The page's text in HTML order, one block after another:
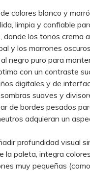
colores blanco y
limpia y confiable
donde los tonos crema
y los marrones oscuros
negro puro para
con un contraste
digitales y de
suaves y
de bordes pesados
adquieran un
profundidad visual
la paleta, integra
muy pequeñas